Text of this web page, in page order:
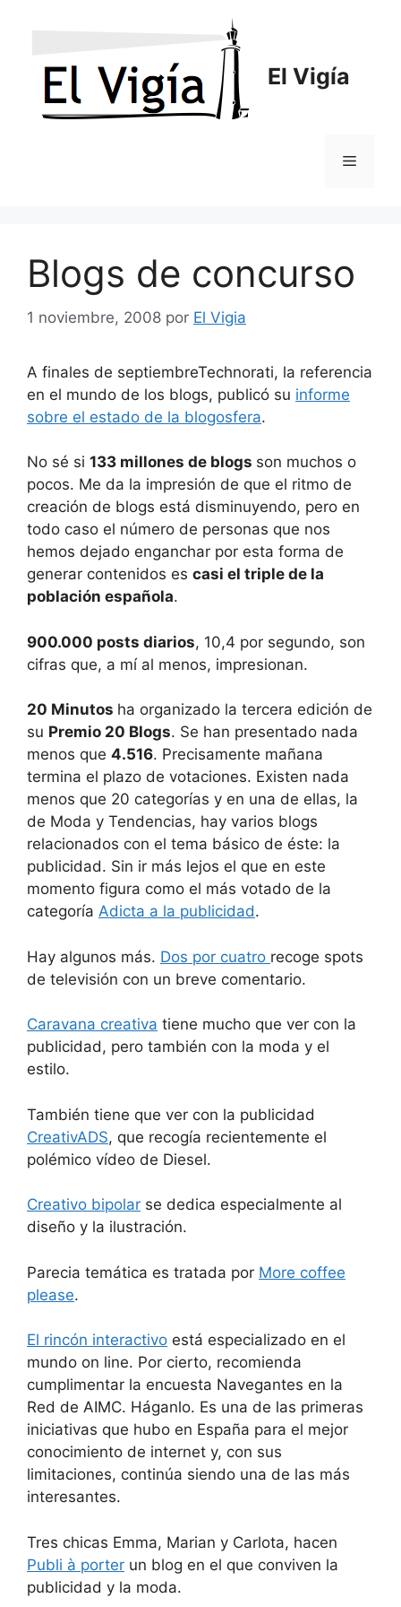
El Vigía
Menú
Blogs de concurso
1 noviembre, 2008 por El Vigia
A finales de septiembreTechnorati, la referencia
en el mundo de los blogs, publicó su informe
sobre el estado de la blogosfera.
No sé si 133 millones de blogs son muchos o
pocos. Me da la impresión de que el ritmo de
creación de blogs está disminuyendo, pero en
todo caso el número de personas que nos
hemos dejado enganchar por esta forma de
generar contenidos es casi el triple de la
población española.
900.000 posts diarios, 10,4 por segundo, son
cifras que, a mí al menos, impresionan.
20 Minutos ha organizado la tercera edición de
su Premio 20 Blogs. Se han presentado nada
menos que 4.516. Precisamente mañana
termina el plazo de votaciones. Existen nada
menos que 20 categorías y en una de ellas, la
de Moda y Tendencias, hay varios blogs
relacionados con el tema básico de éste: la
publicidad. Sin ir más lejos el que en este
momento figura como el más votado de la
categoría Adicta a la publicidad.
Hay algunos más. Dos por cuatro recoge spots
de televisión con un breve comentario.
Caravana creativa tiene mucho que ver con la
publicidad, pero también con la moda y el
estilo.
También tiene que ver con la publicidad
CreativADS, que recogía recientemente el
polémico vídeo de Diesel.
Creativo bipolar se dedica especialmente al
diseño y la ilustración.
Parecia temática es tratada por More coffee
please.
El rincón interactivo está especializado en el
mundo on line. Por cierto, recomienda
cumplimentar la encuesta Navegantes en la
Red de AIMC. Háganlo. Es una de las primeras
iniciativas que hubo en España para el mejor
conocimiento de internet y, con sus
limitaciones, continúa siendo una de las más
interesantes.
Tres chicas Emma, Marian y Carlota, hacen
Publi à porter un blog en el que conviven la
publicidad y la moda.